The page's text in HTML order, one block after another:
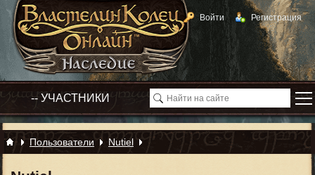
Войти Регистрация
Пользователи Nutiel